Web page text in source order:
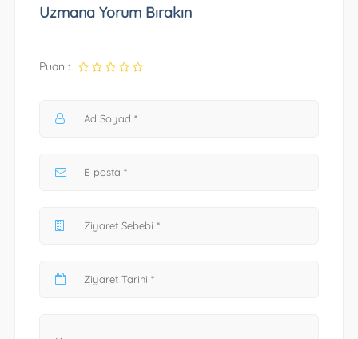
Uzmana Yorum Bırakın
Puan :